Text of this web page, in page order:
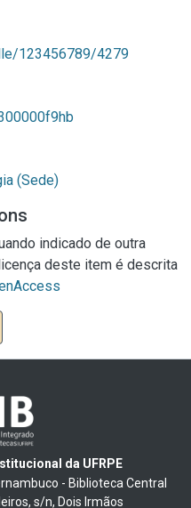
123456789/4279
(Sede)
indicado de outra
deste item é descrita
da UFRPE
- Biblioteca Central
s/n, Dois Irmãos